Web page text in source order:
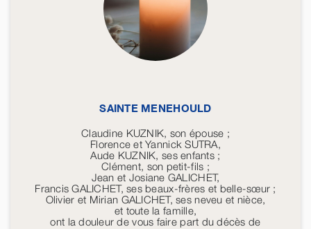
SAINTE MENEHOULD
Claudine KUZNIK, son épouse ;
Florence et Yannick SUTRA,
Aude KUZNIK, ses enfants ;
Clément, son petit-fils ;
Jean et Josiane GALICHET,
Francis GALICHET, ses beaux-frères et belle-sœur ;
Olivier et Mirian GALICHET, ses neveu et nièce,
et toute la famille,
ont la douleur de vous faire part du décès de